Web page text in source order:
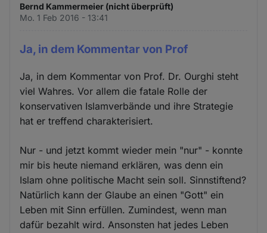
Bernd Kammermeier (nicht überprüft)
Mo. 1 Feb 2016 - 13:41
Ja, in dem Kommentar von Prof
Ja, in dem Kommentar von Prof. Dr. Ourghi steht
viel Wahres. Vor allem die fatale Rolle der
konservativen Islamverbände und ihre Strategie
hat er treffend charakterisiert.
Nur - und jetzt kommt wieder mein "nur" - konnte
mir bis heute niemand erklären, was denn ein
Islam ohne politische Macht sein soll. Sinnstiftend?
Natürlich kann der Glaube an einen "Gott" ein
Leben mit Sinn erfüllen. Zumindest, wenn man
dafür bezahlt wird. Ansonsten hat jedes Leben